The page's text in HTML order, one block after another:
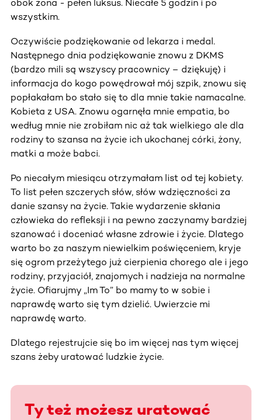
obok żona - pełen luksus. Niecałe 5 godzin i po
wszystkim.
Oczywiście podziękowanie od lekarza i medal.
Następnego dnia podziękowanie znowu z DKMS
(bardzo mili są wszyscy pracownicy – dziękuję) i
informacja do kogo powędrował mój szpik, znowu się
popłakałam bo stało się to dla mnie takie namacalne.
Kobieta z USA. Znowu ogarnęła mnie empatia, bo
według mnie nie zrobiłam nic aż tak wielkiego ale dla
rodziny to szansa na życie ich ukochanej córki, żony,
matki a może babci.
Po niecałym miesiącu otrzymałam list od tej kobiety.
To list pełen szczerych słów, słów wdzięczności za
danie szansy na życie. Takie wydarzenie skłania
człowieka do refleksji i na pewno zaczynamy bardziej
szanować i doceniać własne zdrowie i życie. Dlatego
warto bo za naszym niewielkim poświęceniem, kryje
się ogrom przeżytego już cierpienia chorego ale i jego
rodziny, przyjaciół, znajomych i nadzieja na normalne
życie. Ofiarujmy „Im To” bo mamy to w sobie i
naprawdę warto się tym dzielić. Uwierzcie mi
naprawdę warto.
Dlatego rejestrujcie się bo im więcej nas tym więcej
szans żeby uratować ludzkie życie.
Ty też możesz uratować